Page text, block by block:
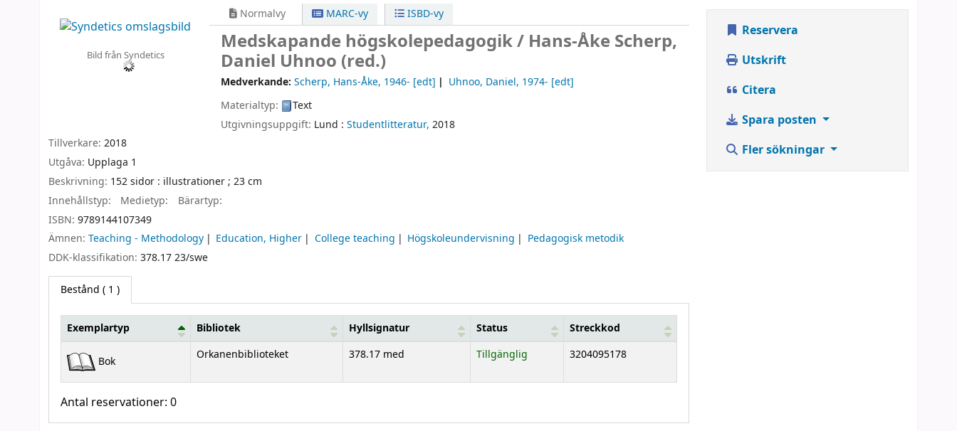
Bild från Syndetics
Normalvy MARC-vy ISBD-vy
Medskapande högskolepedagogik / Hans-Åke Scherp,
Daniel Uhnoo (red.)
Medverkande:Scherp, Hans-Åke, 1946- [edt] Uhnoo, Daniel, 1974- [edt]
Materialtyp:
Text
Utgivningsuppgift: Lund : Studentlitteratur, 2018
Tillverkare: 2018
Utgåva: Upplaga 1
Beskrivning: 152 sidor : illustrationer ; 23 cm
Innehållstyp:
Medietyp:
Bärartyp:
ISBN: 9789144107349
Ämnen: Teaching - Methodology Education, Higher College teaching Högskoleundervisning
Pedagogisk metodik
DDK-klassifikation: 378.17 23/swe
Bestånd ( 1 )
Bestånd
Exemplartyp Bibliotek Hyllsignatur Status Streckkod
Bok Orkanenbiblioteket 378.17 med Tillgänglig 3204095178
Antal reservationer: 0
Reservera
Utskrift
Citera
Spara posten
Fler sökningar